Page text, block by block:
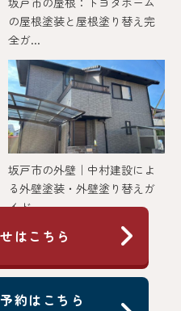
の屋根塗装と屋根塗り替え完
全ガ...
坂戸市の外壁｜中村建設によ
る外壁塗装・外壁塗り替えガ
イド
はこちら
約はこちら